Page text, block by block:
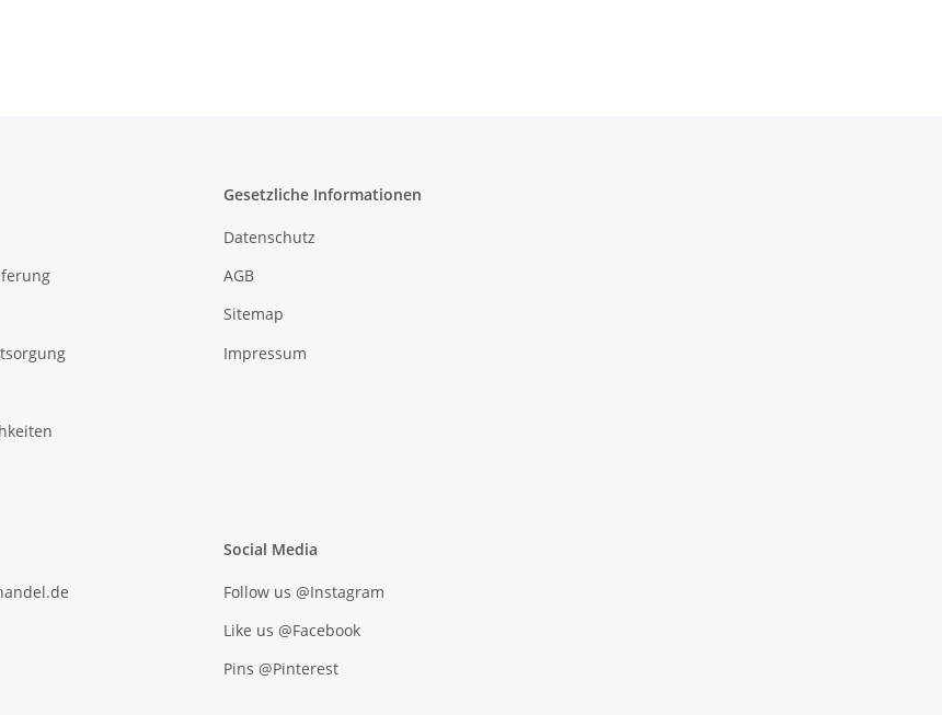
Gesetzliche Informationen
Datenschutz
AGB
Sitemap
Impressum
Social Media
Follow us @Instagram
Like us @Facebook
Pins @Pinterest